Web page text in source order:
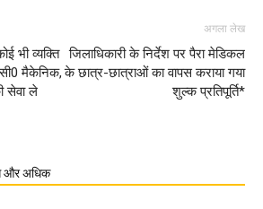
भी व्यक्ति
मैकेनिक,
सेवा ले
अगला लेख
जिलाधिकारी के निर्देश पर पैरा मेडिकल
के छात्र-छात्राओं का वापस कराया गया
शुल्क प्रतिपूर्ति*
अधिक